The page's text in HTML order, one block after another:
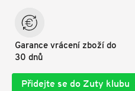
Garance vrácení zboží do
30 dnů
Přidejte se do Zuty klubu